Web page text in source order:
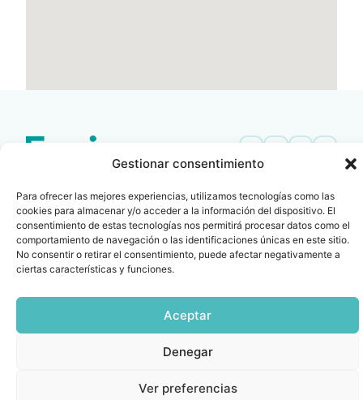
Gestionar consentimiento
Para ofrecer las mejores experiencias, utilizamos tecnologías como las
cookies para almacenar y/o acceder a la información del dispositivo. El
consentimiento de estas tecnologías nos permitirá procesar datos como el
comportamiento de navegación o las identificaciones únicas en este sitio.
No consentir o retirar el consentimiento, puede afectar negativamente a
ciertas características y funciones.
Aceptar
Denegar
Ver preferencias
info@fenin.es
C/ Villanueva, 20 - 1-
28001
915 759 800
Travesera de Gracia, 56 -
1º, 3ª 08006
932 014 655
de
privacidad
legalde
y